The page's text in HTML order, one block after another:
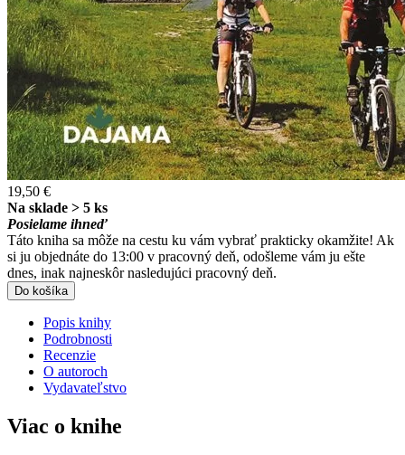
19,50 €
Na sklade > 5 ks
Posielame ihneď
Táto kniha sa môže na cestu ku vám vybrať prakticky okamžite! Ak
si ju objednáte do 13:00 v pracovný deň, odošleme vám ju ešte
dnes, inak najneskôr nasledujúci pracovný deň.
Do košíka
Popis knihy
Podrobnosti
Recenzie
O autoroch
Vydavateľstvo
Viac o knihe